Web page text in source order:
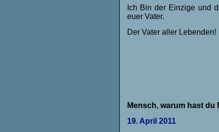
Ich Bin der Einzige und
euer Vater.
Der Vater aller Lebenden!
Mensch, warum hast du
19. April 2011